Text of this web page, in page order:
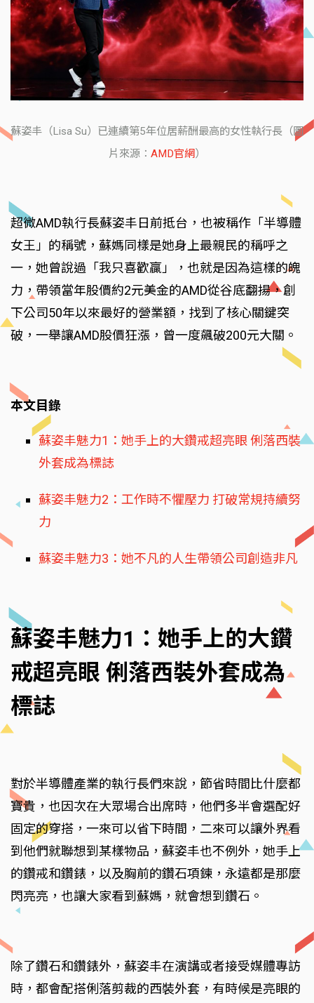
蘇姿丰（Lisa Su）已連續第5年位居薪酬最高的女性執行長（圖
片來源： AMD官網）
超微AMD執行長蘇姿丰日前抵台，也被稱作「半導體
女王」的稱號，蘇媽同樣是她身上最親民的稱呼之
一，她曾說過「我只喜歡贏」，也就是因為這樣的魄
力，帶領當年股價約2元美金的AMD從谷底翻揚，創
下公司50年以來最好的營業額，找到了核心關鍵突
破，一舉讓AMD股價狂漲，曾一度飆破200元大關。
本文目錄
蘇姿丰魅力1：她手上的大鑽戒超亮眼 俐落西裝
外套成為標誌
蘇姿丰魅力2：工作時不懼壓力 打破常規持續努
力
蘇姿丰魅力3：她不凡的人生帶領公司創造非凡
蘇姿丰魅力1：她手上的大鑽
戒超亮眼 俐落西裝外套成為
標誌
對於半導體產業的執行長們來說，節省時間比什麼都
寶貴，也因次在大眾場合出席時，他們多半會選配好
固定的穿搭，一來可以省下時間，二來可以讓外界看
到他們就聯想到某樣物品，蘇姿丰也不例外，她手上
的鑽戒和鑽錶，以及胸前的鑽石項鍊，永遠都是那麼
閃亮亮，也讓大家看到蘇媽，就會想到鑽石。
除了鑽石和鑽錶外，蘇姿丰在演講或者接受媒體專訪
時，都會配搭俐落剪裁的西裝外套，有時候是亮眼的